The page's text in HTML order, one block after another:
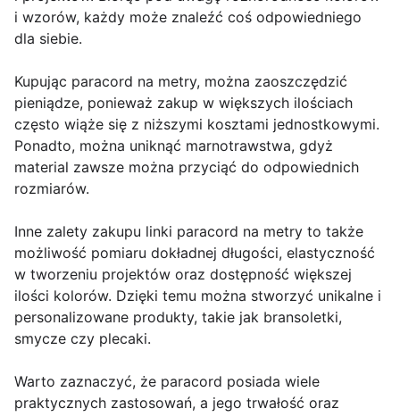
i wzorów, każdy może znaleźć coś odpowiedniego
dla siebie.
Kupując paracord na metry, można zaoszczędzić
pieniądze, ponieważ zakup w większych ilościach
często wiąże się z niższymi kosztami jednostkowymi.
Ponadto, można uniknąć marnotrawstwa, gdyż
material zawsze można przyciąć do odpowiednich
rozmiarów.
Inne zalety zakupu linki paracord na metry to także
możliwość pomiaru dokładnej długości, elastyczność
w tworzeniu projektów oraz dostępność większej
ilości kolorów. Dzięki temu można stworzyć unikalne i
personalizowane produkty, takie jak bransoletki,
smycze czy plecaki.
Warto zaznaczyć, że paracord posiada wiele
praktycznych zastosowań, a jego trwałość oraz